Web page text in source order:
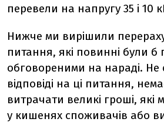
перевели на напругу 35 і 10
Нижче ми вирішили
питання, які повинні були б
обговореними на нараді.
відповіді на ці питання,
витрачати великі гроші,
у кишенях споживачів або